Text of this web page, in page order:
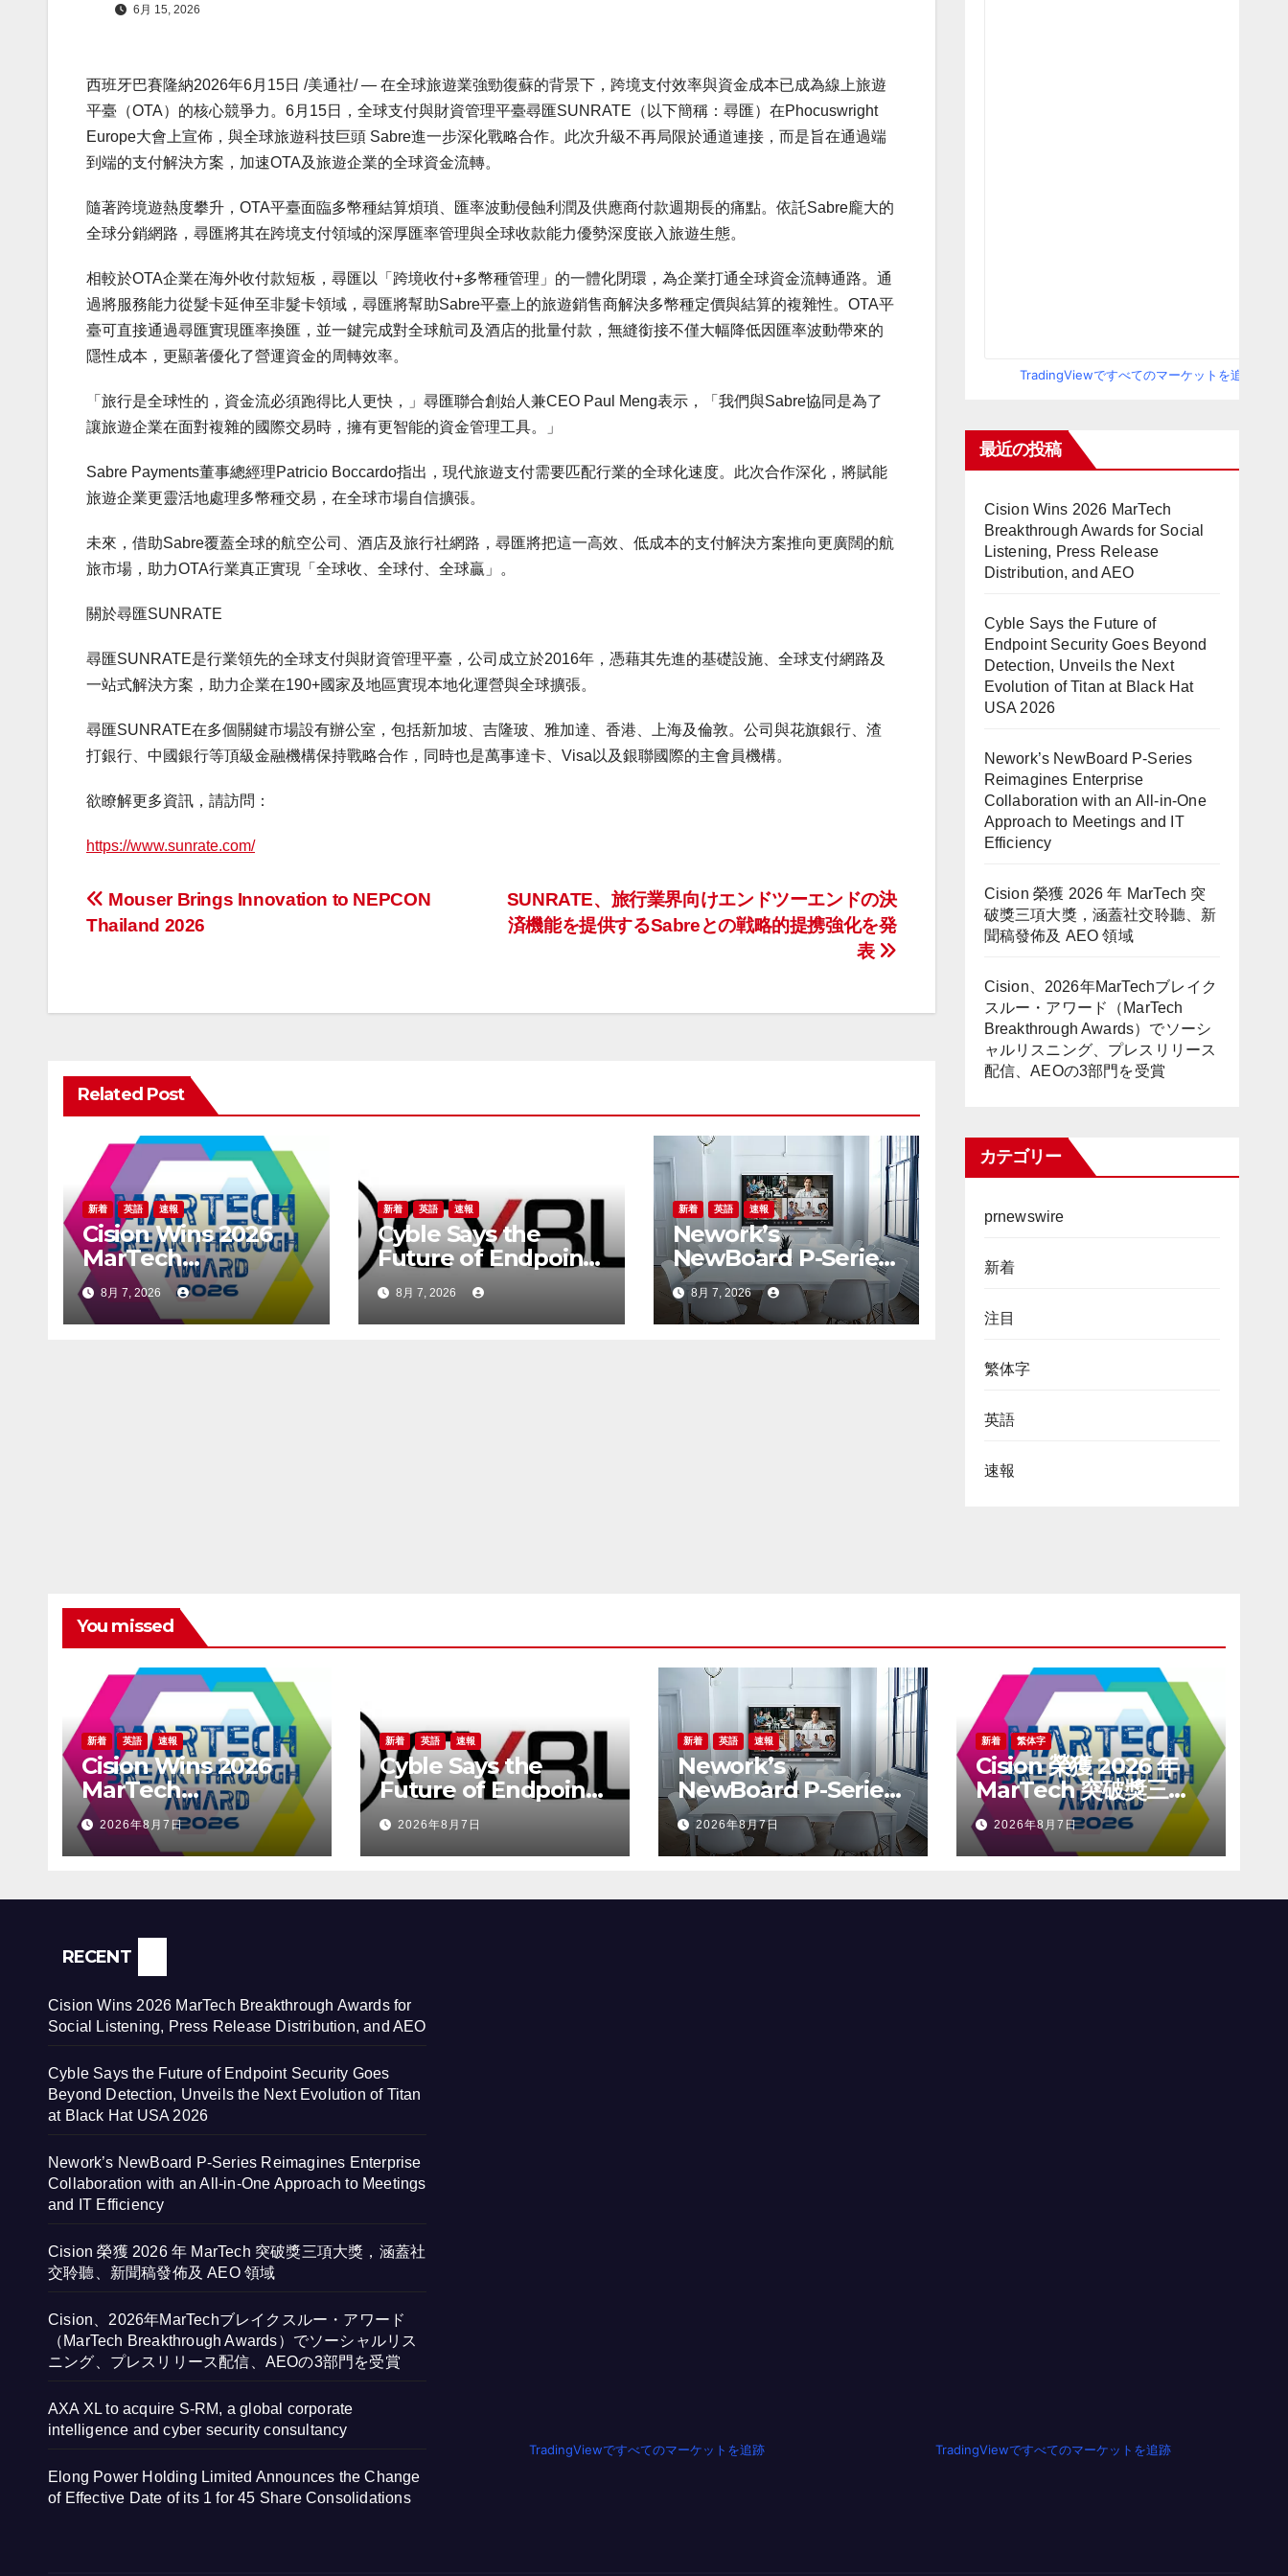
6月 15, 2026
西班牙巴賽隆納2026年6月15日 /美通社/ — 在全球旅遊業強勁復蘇的背景下，跨境支付效率與資金成本已成為線上旅遊
平臺（OTA）的核心競爭力。6月15日，全球支付與財資管理平臺尋匯SUNRATE（以下簡稱：尋匯）在Phocuswright
Europe大會上宣佈，與全球旅遊科技巨頭 Sabre進一步深化戰略合作。此次升級不再局限於通道連接，而是旨在通過端
到端的支付解決方案，加速OTA及旅遊企業的全球資金流轉。
隨著跨境遊熱度攀升，OTA平臺面臨多幣種結算煩瑣、匯率波動侵蝕利潤及供應商付款週期長的痛點。依託Sabre龐大的
全球分銷網路，尋匯將其在跨境支付領域的深厚匯率管理與全球收款能力優勢深度嵌入旅遊生態。
相較於OTA企業在海外收付款短板，尋匯以「跨境收付+多幣種管理」的一體化閉環，為企業打通全球資金流轉通路。通
過將服務能力從髮卡延伸至非髮卡領域，尋匯將幫助Sabre平臺上的旅遊銷售商解決多幣種定價與結算的複雜性。OTA平
臺可直接通過尋匯實現匯率換匯，並一鍵完成對全球航司及酒店的批量付款，無縫銜接不僅大幅降低因匯率波動帶來的
隱性成本，更顯著優化了營運資金的周轉效率。
「旅行是全球性的，資金流必須跑得比人更快，」尋匯聯合創始人兼CEO Paul Meng表示，「我們與Sabre協同是為了
讓旅遊企業在面對複雜的國際交易時，擁有更智能的資金管理工具。」
Sabre Payments董事總經理Patricio Boccardo指出，現代旅遊支付需要匹配行業的全球化速度。此次合作深化，將賦能
旅遊企業更靈活地處理多幣種交易，在全球市場自信擴張。
未來，借助Sabre覆蓋全球的航空公司、酒店及旅行社網路，尋匯將把這一高效、低成本的支付解決方案推向更廣闊的航
旅市場，助力OTA行業真正實現「全球收、全球付、全球贏」。
關於尋匯SUNRATE
尋匯SUNRATE是行業領先的全球支付與財資管理平臺，公司成立於2016年，憑藉其先進的基礎設施、全球支付網路及
一站式解決方案，助力企業在190+國家及地區實現本地化運營與全球擴張。
尋匯SUNRATE在多個關鍵市場設有辦公室，包括新加坡、吉隆玻、雅加達、香港、上海及倫敦。公司與花旗銀行、渣
打銀行、中國銀行等頂級金融機構保持戰略合作，同時也是萬事達卡、Visa以及銀聯國際的主會員機構。
欲瞭解更多資訊，請訪問：
https://www.sunrate.com/
投
ビ
ー
シ
ョ
ン
SUNRATE、旅行業界向けエンドツーエンドの決
済機能を提供するSabreとの戦略的提携強化を発
表
Mouser Brings Innovation to NEPCON
Thailand 2026
Related Post
新着 英語 速報
Cision Wins 2026
MarTech
Breakthrough
Awards for Social
Listening, Press
8月 7, 2026
新着 英語 速報
Cyble Says the
Future of Endpoint
Security Goes
Beyond Detection,
Unveils the Next
8月 7, 2026
新着 英語 速報
Nework’s
NewBoard P-Series
Reimagines
Enterprise
Collaboration with
8月 7, 2026
TradingViewですべてのマーケットを追跡
最近の投稿
Cision Wins 2026 MarTech
Breakthrough Awards for Social
Listening, Press Release
Distribution, and AEO
Cyble Says the Future of
Endpoint Security Goes Beyond
Detection, Unveils the Next
Evolution of Titan at Black Hat
USA 2026
Nework’s NewBoard P-Series
Reimagines Enterprise
Collaboration with an All-in-One
Approach to Meetings and IT
Efficiency
Cision 榮獲 2026 年 MarTech 突
破獎三項大獎，涵蓋社交聆聽、新
聞稿發佈及 AEO 領域
Cision、2026年MarTechブレイク
スルー・アワード（MarTech
Breakthrough Awards）でソーシ
ャルリスニング、プレスリリース
配信、AEOの3部門を受賞
カテゴリー
prnewswire
新着
注目
繁体字
英語
速報
You missed
新着 英語 速報
Cision Wins 2026
MarTech
Breakthrough
Awards for Social
Listening, Press
2026年8月7日
新着 英語 速報
Cyble Says the
Future of Endpoint
Security Goes
Beyond Detection,
Unveils the Next
2026年8月7日
新着 英語 速報
Nework’s
NewBoard P-Series
Reimagines
Enterprise
Collaboration with
2026年8月7日
新着 繁体字
Cision 榮獲 2026 年
MarTech 突破獎三項
大獎，涵蓋社交聆聽、
新聞稿發佈及 AEO 領
域
2026年8月7日
RECENT
Cision Wins 2026 MarTech Breakthrough Awards for
Social Listening, Press Release Distribution, and AEO
Cyble Says the Future of Endpoint Security Goes
Beyond Detection, Unveils the Next Evolution of Titan
at Black Hat USA 2026
Nework’s NewBoard P-Series Reimagines Enterprise
Collaboration with an All-in-One Approach to Meetings
and IT Efficiency
Cision 榮獲 2026 年 MarTech 突破獎三項大獎，涵蓋社
交聆聽、新聞稿發佈及 AEO 領域
Cision、2026年MarTechブレイクスルー・アワード
（MarTech Breakthrough Awards）でソーシャルリス
ニング、プレスリリース配信、AEOの3部門を受賞
AXA XL to acquire S-RM, a global corporate
intelligence and cyber security consultancy
Elong Power Holding Limited Announces the Change
of Effective Date of its 1 for 45 Share Consolidations
TradingViewですべてのマーケットを追跡 TradingViewですべてのマーケットを追跡